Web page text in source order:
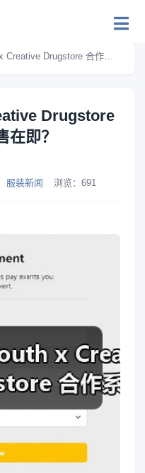
Drugstore 合作系列发售在即？
Drugstore
在即？
服装新闻 浏览： 691